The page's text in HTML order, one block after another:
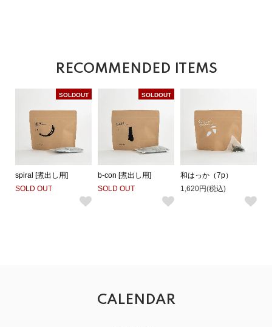
RECOMMENDED ITEMS
SOLDOUT
spiral [煮出し用]
SOLD OUT
SOLDOUT
b-con [煮出し用]
SOLD OUT
和はっか（7p）
1,620円(税込)
CALENDAR